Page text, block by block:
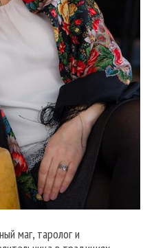
маг, таролог и